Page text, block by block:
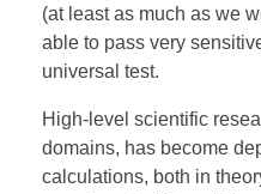
(at least as much as we
able to pass very
universal test.
High-level scientific
domains, has become
calculations, both in